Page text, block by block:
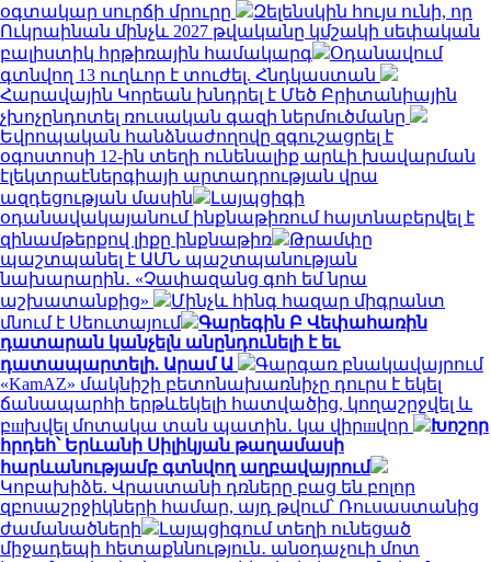
օգտակար սուրճի մրուրը
Զելենսկին հույս ունի, որ
Ուկրաինան մինչև 2027 թվականը կմշակի սեփական
բալիստիկ հրթիռային համակարգ
Օդանավում
գտնվող 13 ուղևոր է տուժել. Հնդկաստան
Հարավային Կորեան խնդրել է Մեծ Բրիտանիային
չխոչընդոտել ռուսական գազի ներմուծմանը
Եվրոպական հանձնաժողովը զգուշացրել է
օգոստոսի 12-ին տեղի ունենալիք արևի խավարման
էլեկտրաէներգիայի արտադրության վրա
ազդեցության մասին
Լայպցիգի
օդանավակայանում ինքնաթիռում հայտնաբերվել է
զինամթերքով լիքը ինքնաթիռ
Թրամփը
պաշտպանել է ԱՄՆ պաշտպանության
նախարարին․ «Չափազանց գոհ եմ նրա
աշխատանքից»
Մինչև հինգ հազար միգրանտ
մնում է Սեուտայում
Գարեգին Բ Վեփահառին
դատարան կանչելն անընդունելի է եւ
դատապարտելի. Արամ Ա
Գարգառ բնակավայրում
«KamAZ» մակնիշի բետոնախառնիչը դուրս է եկել
ճանապարհի երթևեկելի հատվածից, կողաշրջվել և
բшխվել մոտակա տան պատին․ կա վիրшվոր
Խոշոր
հրդեհ՝ Երևանի Սիլիկյան թաղամասի
հարևանությամբ գտնվող աղբավայրում
Կոբախիձե. Վրաստանի դռները բաց են բոլոր
զբոսաշրջիկների համար, այդ թվում՝ Ռուսաստանից
ժամանածների
Լայպցիգում տեղի ունեցած
միջադեպի հետաքննություն․ անօդաչուի մոտ